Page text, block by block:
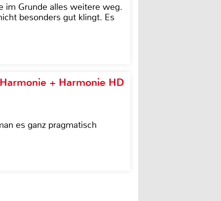
im Grunde alles weitere weg.
besonders gut klingt. Es
+ Harmonie HD
es ganz pragmatisch